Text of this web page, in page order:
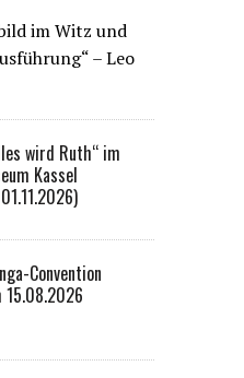
im Witz und
– Leo
wird Ruth“ im
Kassel
Convention
15.08.2026